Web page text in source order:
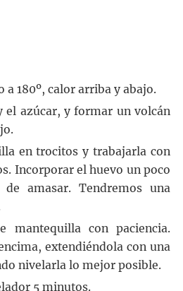
a 180º, calor arriba y abajo.
el azúcar, y formar un volcán
en trocitos y trabajarla con
Incorporar el huevo un poco
amasar. Tendremos una
mantequilla con paciencia.
extendiéndola con una
nivelarla lo mejor posible.
5 minutos.